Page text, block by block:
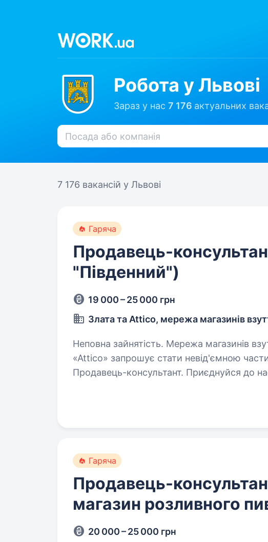
Робота у Львові
Зараз у нас 7 176 актуальних
7 176 вакансій у Львові
Гаряча
Продавець-
"Південний")
19 000 – 25 000 грн
Злата та Attico, мережа магазинів
Неповна зайнятість. Мережа магазинів взуття та аксесуарів «Злата» та
«Attico» запрошує стати невід'ємною
Продавець-консультант. Приєднуйся до нас, якщо ти: Володієш почуттям
Гаряча
Продавець-
магазин розливного
20 000 – 25 000 грн